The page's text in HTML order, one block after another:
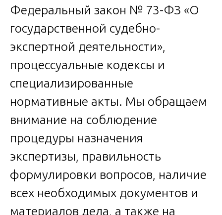
Федеральный закон № 73-ФЗ «О
государственной судебно-
экспертной деятельности»,
процессуальные кодексы и
специализированные
нормативные акты. Мы обращаем
внимание на соблюдение
процедуры назначения
экспертизы, правильность
формулировки вопросов, наличие
всех необходимых документов и
материалов дела, а также на